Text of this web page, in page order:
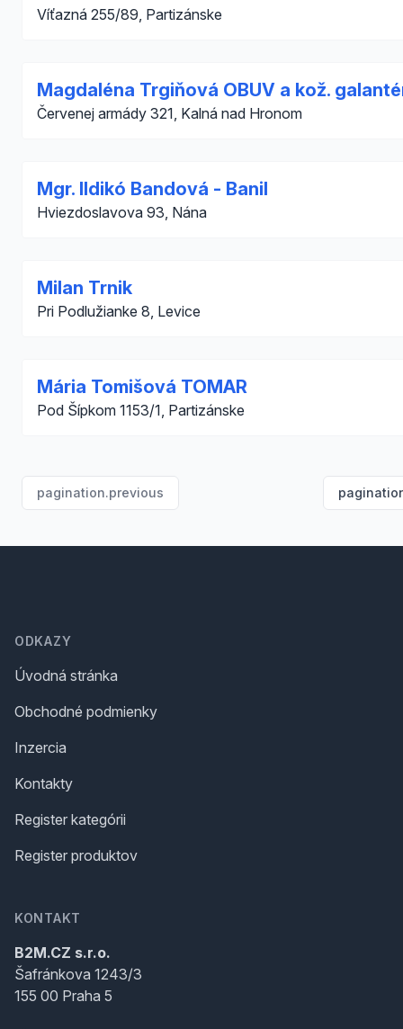
Víťazná 255/89, Partizánske
Magdaléna Trgiňová OBUV a kož.
Červenej armády 321, Kalná nad Hronom
Mgr. Ildikó Bandová - Banil
Hviezdoslavova 93, Nána
Milan Trnik
Pri Podlužianke 8, Levice
Mária Tomišová TOMAR
Pod Šípkom 1153/1, Partizánske
pagination.previous
ODKAZY
Úvodná stránka
Obchodné podmienky
Inzercia
Kontakty
Register kategórii
Register produktov
KONTAKT
B2M.CZ s.r.o.
Šafránkova 1243/3
155 00 Praha 5